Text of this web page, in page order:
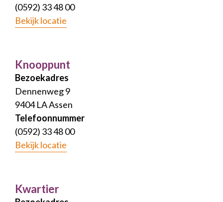
(0592) 33 48 00
Bekijk locatie
Knooppunt
Bezoekadres
Dennenweg 9
9404 LA Assen
Telefoonnummer
(0592) 33 48 00
Bekijk locatie
Kwartier